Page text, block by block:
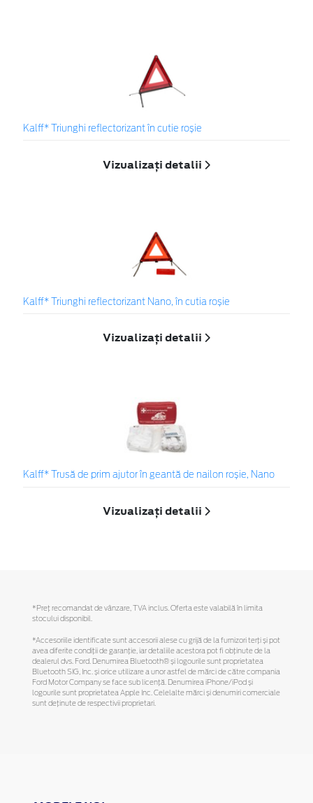
Kalff* Triunghi reflectorizant în cutie roșie
Vizualizați detalii
Kalff* Triunghi reflectorizant Nano, în cutia roșie
Vizualizați detalii
Kalff* Trusă de prim ajutor în geantă de nailon roșie, Nano
Vizualizați detalii
*Preţ recomandat de vânzare, TVA inclus. Oferta este valabilă în limita
stocului disponibil.
*Accesoriile identificate sunt accesorii alese cu grijă de la furnizori terți și pot
avea diferite condiții de garanție, iar detaliile acestora pot fi obținute de la
dealerul dvs. Ford. Denumirea Bluetooth® și logourile sunt proprietatea
Bluetooth SIG, Inc. și orice utilizare a unor astfel de mărci de către compania
Ford Motor Company se face sub licență. Denumirea iPhone/iPod și
logourile sunt proprietatea Apple Inc. Celelalte mărci și denumiri comerciale
sunt deținute de respectivii proprietari.